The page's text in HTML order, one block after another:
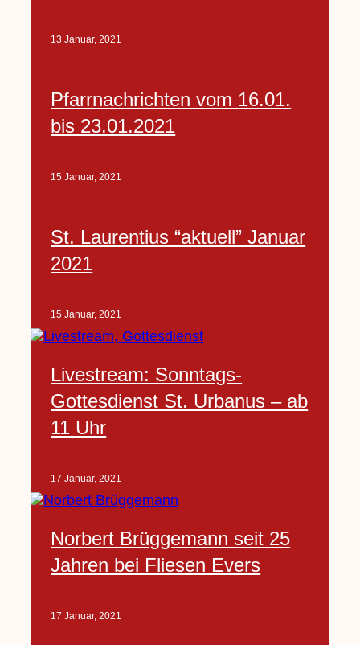
13 Januar, 2021
Pfarrnachrichten vom 16.01.
bis 23.01.2021
15 Januar, 2021
St. Laurentius “aktuell” Januar
2021
15 Januar, 2021
Livestream: Sonntags-
Gottesdienst St. Urbanus – ab
11 Uhr
17 Januar, 2021
Norbert Brüggemann seit 25
Jahren bei Fliesen Evers
17 Januar, 2021